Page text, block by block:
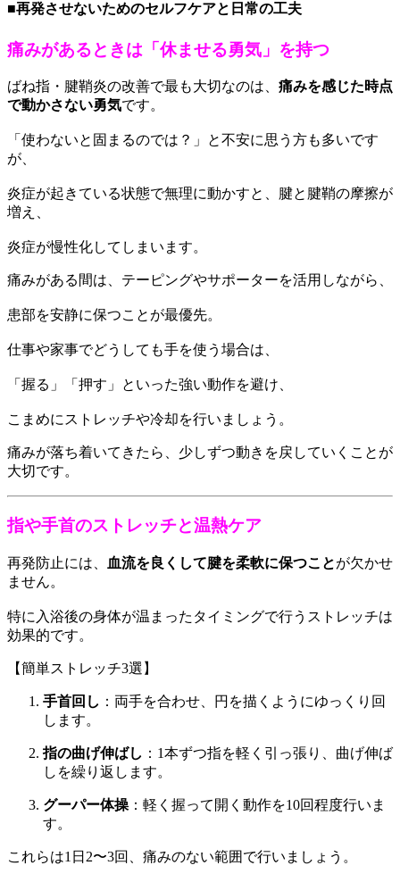
■再発させないためのセルフケアと日常の工夫
痛みがあるときは「休ませる勇気」を持つ
ばね指・腱鞘炎の改善で最も大切なのは、 痛みを感じた時点
で動かさない勇気です。
「使わないと固まるのでは？」と不安に思う方も多いです
が、
炎症が起きている状態で無理に動かすと、腱と腱鞘の摩擦が
増え、
炎症が慢性化してしまいます。
痛みがある間は、テーピングやサポーターを活用しながら、
患部を安静に保つことが最優先。
仕事や家事でどうしても手を使う場合は、
「握る」「押す」といった強い動作を避け、
こまめにストレッチや冷却を行いましょう。
痛みが落ち着いてきたら、少しずつ動きを戻していくことが
大切です。
指や手首のストレッチと温熱ケア
再発防止には、 血流を良くして腱を柔軟に保つことが欠かせ
ません。
特に入浴後の身体が温まったタイミングで行うストレッチは
効果的です。
【簡単ストレッチ3選】
手首回し ：両手を合わせ、円を描くようにゆっくり回
します。
指の曲げ伸ばし ：1本ずつ指を軽く引っ張り、曲げ伸ば
しを繰り返します。
グーパー体操 ：軽く握って開く動作を10回程度行いま
す。
これらは1日2〜3回、痛みのない範囲で行いましょう。